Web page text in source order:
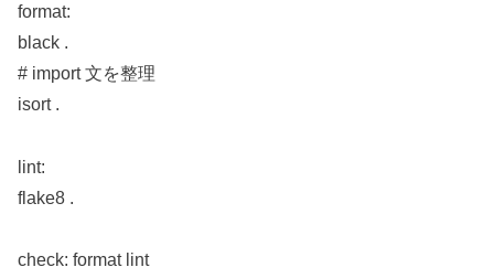
format:
black .
# import 文を整理
isort .
lint:
flake8 .
check: format lint